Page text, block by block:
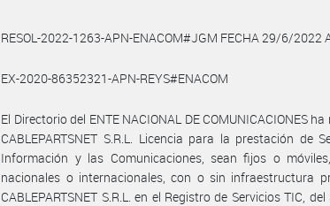
RESOL-2022-1263-APN-ENACOM#JGM FECHA 29/6/2022
EX-2020-86352321-APN-REYS#ENACOM
El Directorio del ENTE NACIONAL DE COMUNICACIONES
CABLEPARTSNET S.R.L. Licencia para la prestación de
Información y las Comunicaciones, sean fijos o
nacionales o internacionales, con o sin infraestructura
CABLEPARTSNET S.R.L. en el Registro de Servicios TIC,